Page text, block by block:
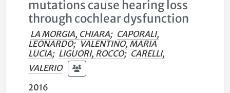
mutations cause hearing loss
through cochlear dysfunction
LA MORGIA, CHIARA; CAPORALI,
LEONARDO; VALENTINO, MARIA
LUCIA; LIGUORI, ROCCO; CARELLI,
VALERIO
2016